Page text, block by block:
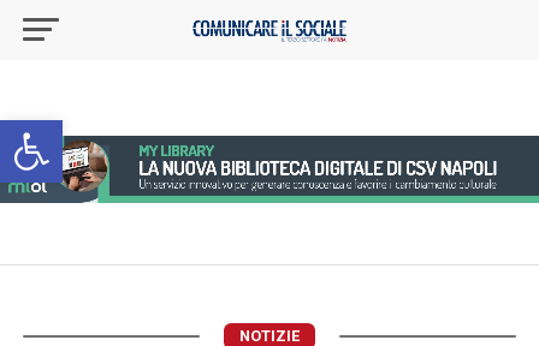
Apri la barra degli strumenti
NOTIZIE